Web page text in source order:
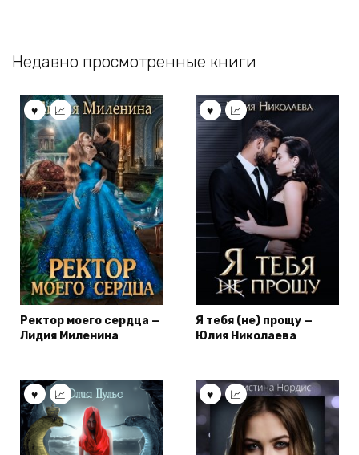
Недавно просмотренные книги
Ректор моего сердца —
Лидия Миленина
Я тебя (не) прощу —
Юлия Николаева